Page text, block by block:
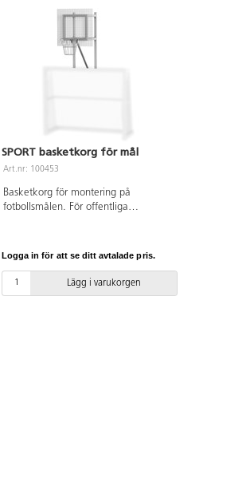
SPORT basketkorg för mål
Art.nr: 100453
Basketkorg för montering på
fotbollsmålen. För offentliga
Leverantörens artikelnummer SPORT
2036
Logga in för att se ditt avtalade pris.
Lägg i varukorgen